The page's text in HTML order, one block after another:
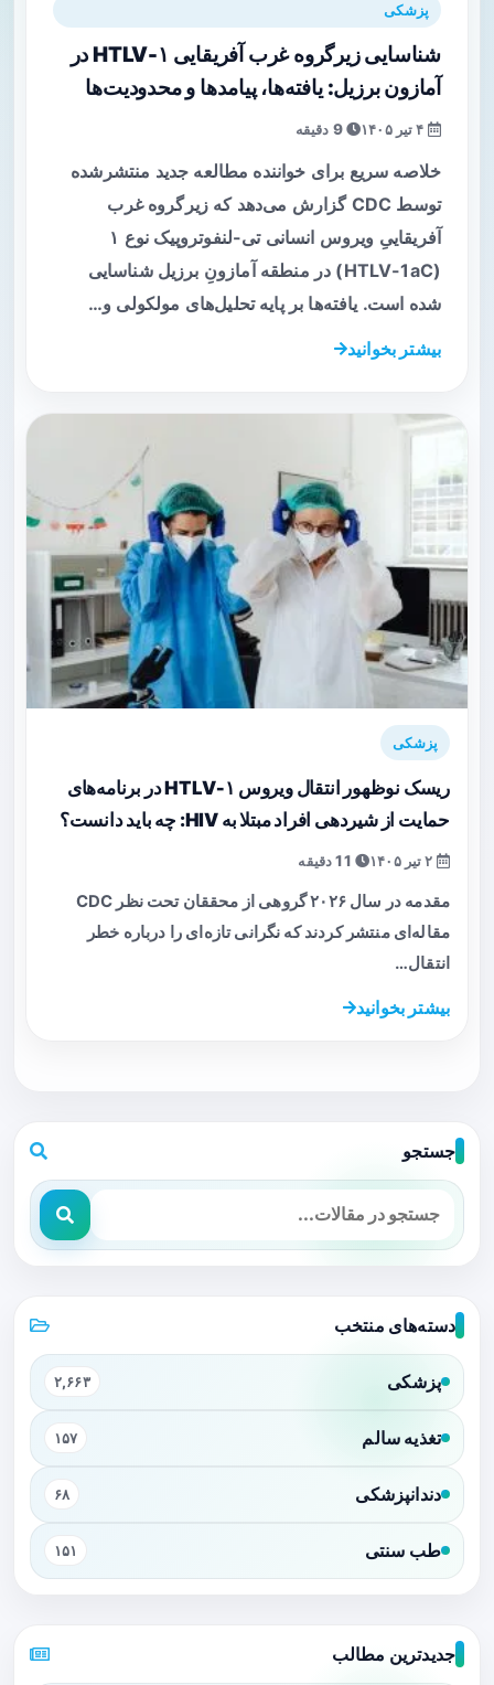
پزشکی
شناسایی زیرگروه غرب آفریقایی HTLV-۱ در
آمازون برزیل: یافته‌ها، پیامدها و محدودیت‌ها
9 دقیقه
خلاصه سریع برای خواننده مطالعه جدید منتشرشده
توسط CDC گزارش می‌دهد که زیرگروه غرب
آفریقاییِ ویروس انسانی تی-لنفوتروپیک نوع ۱
(HTLV-1aC) در منطقه آمازونِ برزیل شناسایی
شده است. یافته‌ها بر پایه تحلیل‌های مولکولی و…
بیشتر بخوانید
پزشکی
ریسک نوظهور انتقال ویروس HTLV‑۱ در برنامه‌های
حمایت از شیردهی افراد مبتلا به HIV: چه باید دانست؟
مقدمه در سال ۲۰۲۶ گروهی از محققان تحت نظر CDC
مقاله‌ای منتشر کردند که نگرانی تازه‌ای را درباره خطر
انتقال…
بیشتر بخوانید
جستجو
دسته‌های منتخب
پزشکی ۲,۶۶۳
تغذیه سالم ۱۵۷
دندانپزشکی ۶۸
طب سنتی ۱۵۱
جدیدترین مطالب